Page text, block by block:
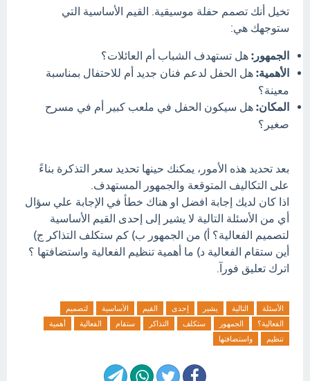
تخيل أنك تصمم حفلة موسيقية. القيم الأساسية التي
ستوجهك هي:
الجمهور: هل تستهدف الشباب أم العائلات؟
الأهمية: هل الحفل لدعم فنان جديد أم للاحتفال بمناسبة
معينة؟
المكان: هل سيكون الحفل في ملعب كبير أم في مسرح
صغير؟
بعد تحديد هذه الأمور، يمكنك حينها تحديد سعر التذكرة بناءً
على التكاليف المتوقعة والجمهور المستهدف.
اذا كان لديك إجابة افضل او هناك خطأ في الإجابة علي سؤال
أي من الأسئلة التالية لا يشير إلى إحدى القيم الأساسية
لتصميم الفعالية؟ أ) من الجمهور ب) كم ستكلف التذاكر ج)
أين ستقام الفعالية د) ما أهمية تنظيم الفعالية واستضافتها ؟
اترك تعليق فورآ.
الأسئلة التالية يشير إحدى القيم الأساسية
لتصميم
الفعالية؟
الجمهور ستكلف التذاكر ستقام الفعالية
أهمية
تنظيم
واستضافتها